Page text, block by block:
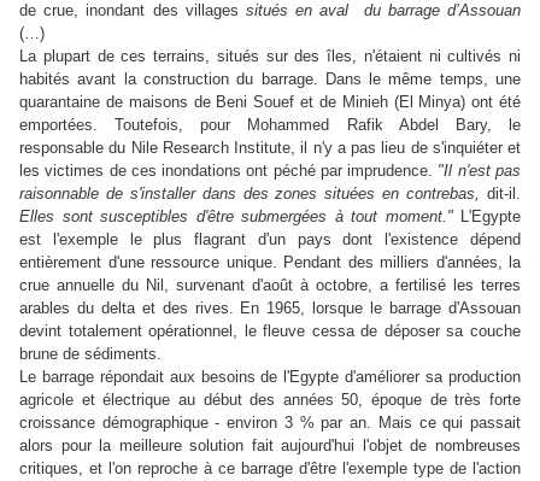
de crue, inondant des villages situés en aval
du barrage d’Assouan
(…)
La plupart de ces terrains, situés sur des îles, n'étaient ni cultivés ni
habités avant la construction du barrage. Dans le même temps, une
quarantaine de maisons de Beni Souef et de Minieh (El Minya) ont été
emportées. Toutefois, pour Mohammed Rafik Abdel Bary, le
responsable du Nile Research Institute, il n'y a pas lieu de s'inquiéter et
les victimes de ces inondations ont péché par imprudence. "Il n'est pas
raisonnable de s'installer dans des zones situées en contrebas, dit-il.
Elles sont susceptibles d'être submergées à tout moment."L'Egypte
est l'exemple le plus flagrant d'un pays dont l'existence dépend
entièrement d'une ressource unique. Pendant des milliers d'années, la
crue annuelle du Nil, survenant d'août à octobre, a fertilisé les terres
arables du delta et des rives. En 1965, lorsque le barrage d'Assouan
devint totalement opérationnel, le fleuve cessa de déposer sa couche
brune de sédiments.
Le barrage répondait aux besoins de l'Egypte d'améliorer sa production
agricole et électrique au début des années 50, époque de très forte
croissance démographique - environ 3 % par an. Mais ce qui passait
alors pour la meilleure solution fait aujourd'hui l'objet de nombreuses
critiques, et l'on reproche à ce barrage d'être l'exemple type de l'action